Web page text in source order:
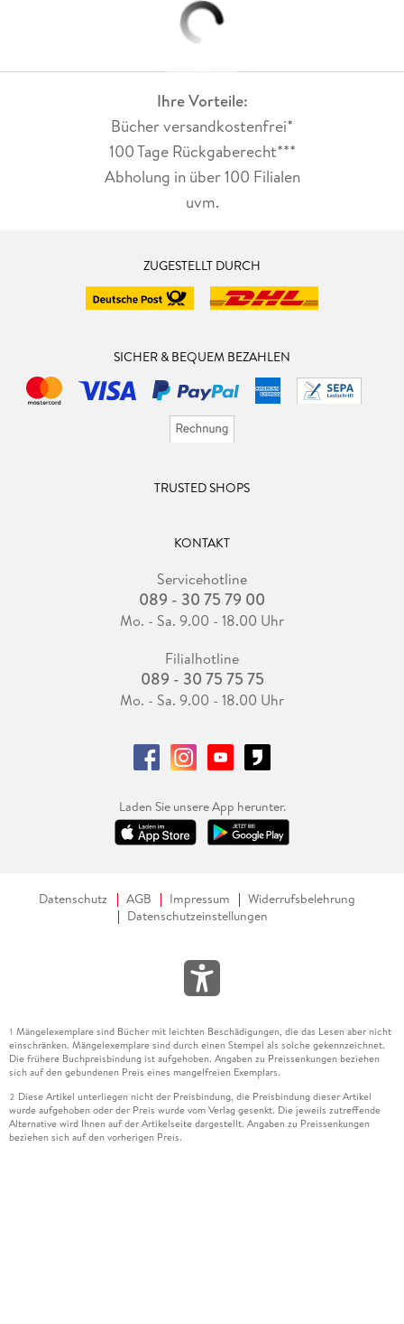
Ihre Vorteile:
Bücher versandkostenfrei*
100 Tage Rückgaberecht***
Abholung in über 100 Filialen
uvm.
ZUGESTELLT DURCH
SICHER & BEQUEM BEZAHLEN
TRUSTED SHOPS
KONTAKT
Servicehotline
089 - 30 75 79 00
Mo. - Sa. 9.00 - 18.00 Uhr
Filialhotline
089 - 30 75 75 75
Mo. - Sa. 9.00 - 18.00 Uhr
Laden Sie unsere App herunter.
Datenschutz AGB Impressum
Widerrufsbelehrung
Datenschutzeinstellungen
1 Mängelexemplare sind Bücher mit leichten Beschädigungen, die das Lesen aber nicht
einschränken. Mängelexemplare sind durch einen Stempel als solche gekennzeichnet.
Die frühere Buchpreisbindung ist aufgehoben. Angaben zu Preissenkungen beziehen
sich auf den gebundenen Preis eines mangelfreien Exemplars.
2 Diese Artikel unterliegen nicht der Preisbindung, die Preisbindung dieser Artikel
wurde aufgehoben oder der Preis wurde vom Verlag gesenkt. Die jeweils zutreffende
Alternative wird Ihnen auf der Artikelseite dargestellt. Angaben zu Preissenkungen
beziehen sich auf den vorherigen Preis.